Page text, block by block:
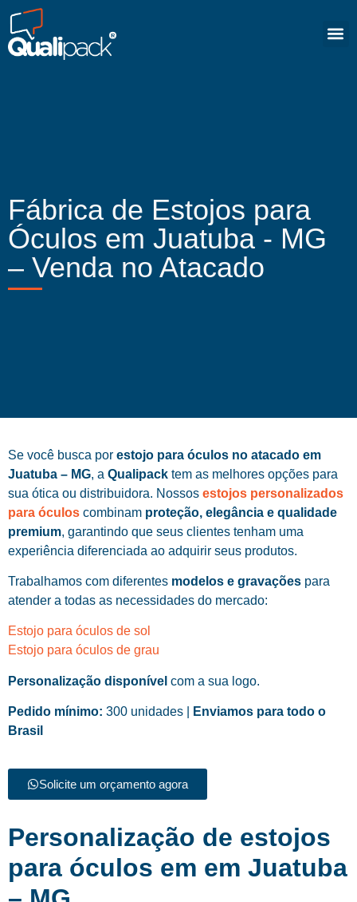
Fábrica de Estojos para
Óculos em Juatuba - MG
– Venda no Atacado
Se você busca por estojo para óculos no atacado em
Juatuba – MG, a Qualipack tem as melhores opções para
sua ótica ou distribuidora. Nossos estojos personalizados
para óculos combinam proteção, elegância e qualidade
premium, garantindo que seus clientes tenham uma
experiência diferenciada ao adquirir seus produtos.
Trabalhamos com diferentes modelos e gravações para
atender a todas as necessidades do mercado:
Estojo para óculos de sol
Estojo para óculos de grau
Personalização disponível com a sua logo.
Pedido mínimo: 300 unidades |
Enviamos para todo o
Brasil
Solicite um orçamento agora
Personalização de estojos
para óculos em em Juatuba